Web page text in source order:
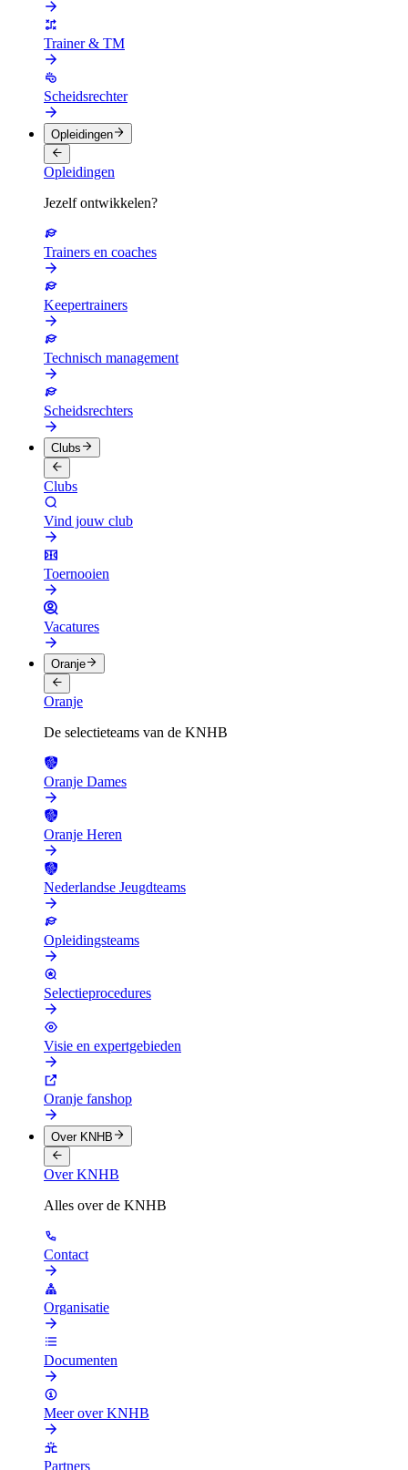
Trainer & TM
Scheidsrechter
Opleidingen
Opleidingen
Jezelf ontwikkelen?
Trainers en coaches
Keepertrainers
Technisch management
Scheidsrechters
Clubs
Clubs
Vind jouw club
Toernooien
Vacatures
Oranje
Oranje
De selectieteams van de KNHB
Oranje Dames
Oranje Heren
Nederlandse Jeugdteams
Opleidingsteams
Selectieprocedures
Visie en expertgebieden
Oranje fanshop
Over KNHB
Over KNHB
Alles over de KNHB
Contact
Organisatie
Documenten
Meer over KNHB
Partners